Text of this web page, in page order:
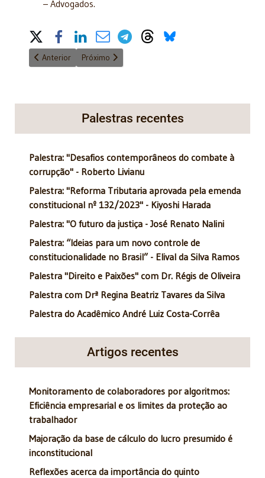
– Advogados.
Share on Social Media
Artigo anterior: O semipresidencialismo no Brasil*
Anterior Próximo artigo: Cartão vermelho para a burocracia
Próximo
Palestras recentes
Palestra: "Desafios contemporâneos do combate à
corrupção" - Roberto Livianu
Palestra: "Reforma Tributaria aprovada pela emenda
constitucional nº 132/2023" - Kiyoshi Harada
Palestra: "O futuro da justiça - José Renato Nalini
Palestra: “Ideias para um novo controle de
constitucionalidade no Brasil” - Elival da Silva Ramos
Palestra "Direito e Paixões" com Dr. Régis de Oliveira
Palestra com Drª Regina Beatriz Tavares da Silva
Palestra do Acadêmico André Luiz Costa-Corrêa
Artigos recentes
Monitoramento de colaboradores por algoritmos:
Eficiência empresarial e os limites da proteção ao
trabalhador
Majoração da base de cálculo do lucro presumido é
inconstitucional
Reflexões acerca da importância do quinto